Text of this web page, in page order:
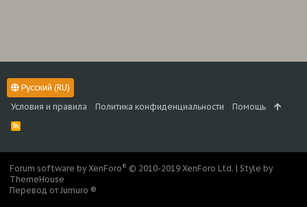
Русский (RU)
Условия и правила
Политика конфиденциальности Помощь
R
S
Forum software by XenForo® © 2010-2019 XenForo Ltd. | Style by
ThemeHouse
Перевод от Jumuro ®